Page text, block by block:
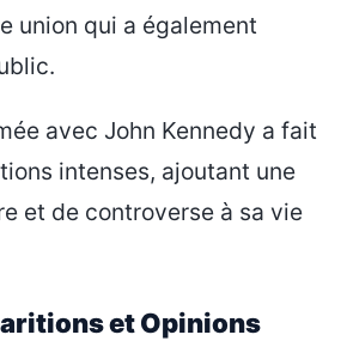
union qui a également
avec John Kennedy a fait
intenses, ajoutant une
et de controverse à sa vie
et Opinions